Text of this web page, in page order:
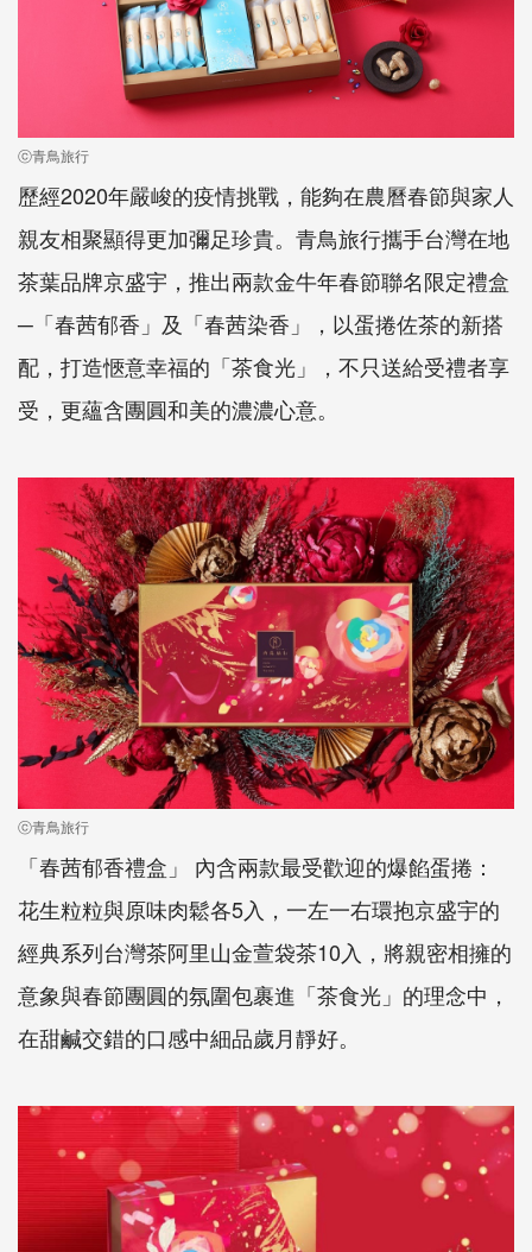
ⓒ青鳥旅行
歷經2020年嚴峻的疫情挑戰，能夠在農曆春節與家人
親友相聚顯得更加彌足珍貴。青鳥旅行攜手台灣在地
茶葉品牌京盛宇，推出兩款金牛年春節聯名限定禮盒
─「春茜郁香」及「春茜染香」，以蛋捲佐茶的新搭
配，打造愜意幸福的「茶食光」，不只送給受禮者享
受，更蘊含團圓和美的濃濃心意。
ⓒ青鳥旅行
「春茜郁香禮盒」 內含兩款最受歡迎的爆餡蛋捲：
花生粒粒與原味肉鬆各5入，一左一右環抱京盛宇的
經典系列台灣茶阿里山金萱袋茶10入，將親密相擁的
意象與春節團圓的氛圍包裹進「茶食光」的理念中，
在甜鹹交錯的口感中細品歲月靜好。